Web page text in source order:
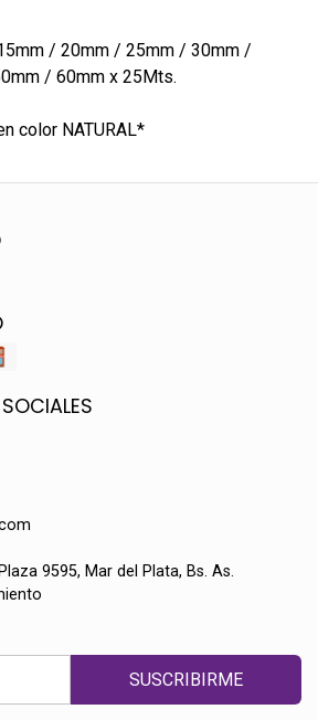
/ 20mm / 25mm / 30mm /
/ 60mm x 25Mts.
color NATURAL*
9595, Mar del Plata, Bs. As.
SUSCRIBIRME